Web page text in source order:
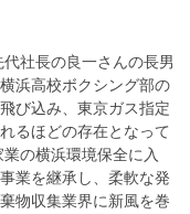
社長の良一さんの長男
浜高校ボクシング部の
び込み、東京ガス指定
るほどの存在となって
の横浜環境保全に入
業を継承し、柔軟な発
物収集業界に新風を巻